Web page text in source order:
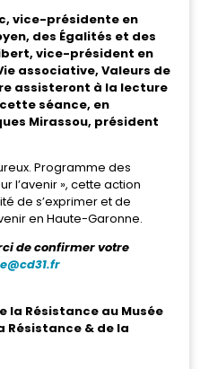
vice-présidente en
des Égalités et des
vice-président en
associative, Valeurs de
assisteront à la lecture
séance, en
Mirassou, président
Programme des
l’avenir », cette action
de s’exprimer et de
en Haute-Garonne.
de confirmer votre
la Résistance au Musée
Résistance & de la